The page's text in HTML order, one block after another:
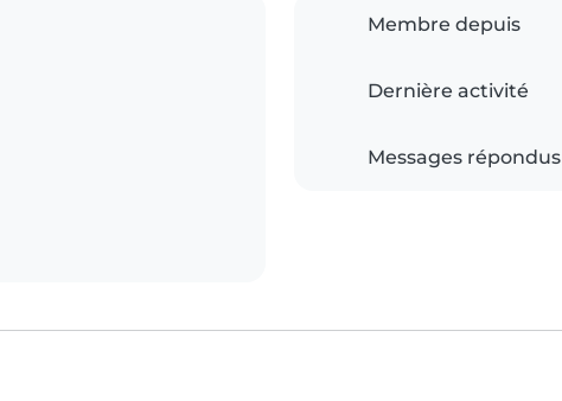
Membre depuis
Dernière activité
Messages répondus